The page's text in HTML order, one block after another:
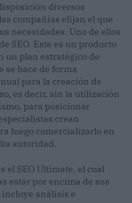
diversos
compañías elijan el que
necesidades. Uno de ellos
SEO. Este es un producto
un plan estratégico de
se hace de forma
para la creación de
es decir, sin la utilización
para posicionar
crean
luego comercializarlo en
autoridad.
el SEO Ultimate, el cual
estar por encima de sus
análisis e